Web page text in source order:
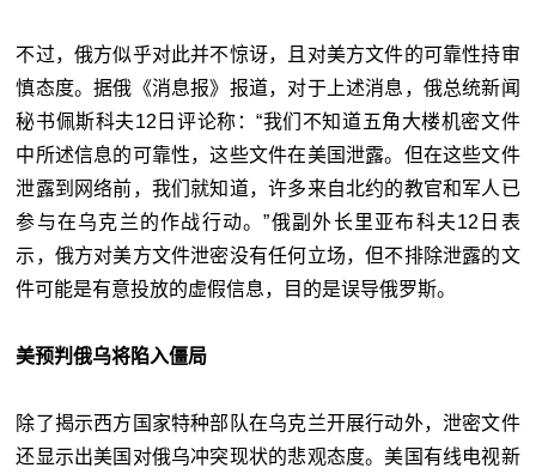
不过，俄方似乎对此并不惊讶，且对美方文件的可靠性持审
慎态度。据俄《消息报》报道，对于上述消息，俄总统新闻
秘书佩斯科夫12日评论称：“我们不知道五角大楼机密文件
中所述信息的可靠性，这些文件在美国泄露。但在这些文件
泄露到网络前，我们就知道，许多来自北约的教官和军人已
参与在乌克兰的作战行动。”俄副外长里亚布科夫12日表
示，俄方对美方文件泄密没有任何立场，但不排除泄露的文
件可能是有意投放的虚假信息，目的是误导俄罗斯。
美预判俄乌将陷入僵局
除了揭示西方国家特种部队在乌克兰开展行动外，泄密文件
还显示出美国对俄乌冲突现状的悲观态度。美国有线电视新